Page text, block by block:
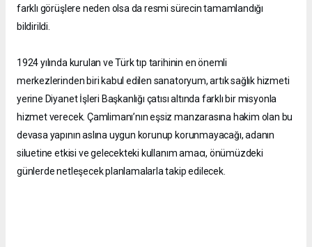
farklı görüşlere neden olsa da resmi sürecin tamamlandığı
bildirildi.
1924 yılında kurulan ve Türk tıp tarihinin en önemli
merkezlerinden biri kabul edilen sanatoryum, artık sağlık hizmeti
yerine Diyanet İşleri Başkanlığı çatısı altında farklı bir misyonla
hizmet verecek. Çamlimanı’nın eşsiz manzarasına hakim olan bu
devasa yapının aslına uygun korunup korunmayacağı, adanın
siluetine etkisi ve gelecekteki kullanım amacı, önümüzdeki
günlerde netleşecek planlamalarla takip edilecek.